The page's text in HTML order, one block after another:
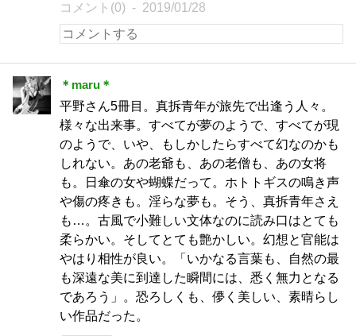
コメント(0) 2019/01/28
＊maru＊
平野さん5冊目。真拆青年が旅先で出逢う人々。
様々な出来事。すべてが夢のようで、すべてが現
のようで、いや、もしかしたらすべて幻なのかも
しれない。あの老爺も、あの老僧も、あの女将
も。日傘の女や蝴蝶だって。ホトトギスの鳴き声
や傷の疼きも。淫らな夢も。そう、真拆青年さえ
も…。古風で小難しい文体なのに読み口はとても
柔らかい。そしてとても艶かしい。幻想と官能は
やはり相性が良い。「いかなる言葉も、自然の最
も深遠な美に到達した瞬間には、悉く無力となる
であろう」。恐ろしくも、儚く美しい、素晴らし
い作品だった。